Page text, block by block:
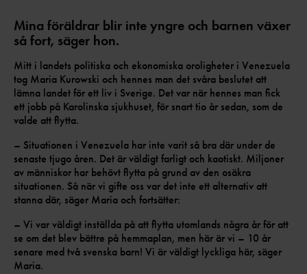
Mina föräldrar blir inte yngre och barnen växer
så fort, säger hon.
Mitt i landets politiska och ekonomiska oroligheter i Venezuela
tog Maria Kurowski och hennes man det svåra beslutet att
lämna landet för ett liv i Sverige. Det var när hennes man fick
ett jobb på Karolinska sjukhuset, för snart tio år sedan, som de
valde att flytta.
– Situationen i Venezuela har inte varit så bra där under de
senaste tjugo åren. Det är väldigt farligt och kaotiskt. Miljoner
av människor har behövt flytta på grund av den osäkra
situationen. Så när vi gifte oss var det inte ett alternativ att
stanna där, säger Maria och fortsätter:
– Vi var väldigt inställda på att flytta utomlands några år för att
se om det blev bättre på hemmaplan, men här är vi – 10 år
senare med två svenska barn! Vi är väldigt lyckliga här, säger
Maria.